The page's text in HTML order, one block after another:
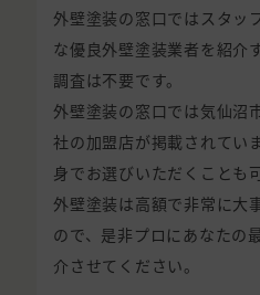
外壁塗装の窓口ではスタッ
な優良外壁塗装業者を紹介
調査は不要です。
外壁塗装の窓口では気仙沼
社の加盟店が掲載されてい
身でお選びいただくことも
外壁塗装は高額で非常に大
ので、是非プロにあなたの
介させてください。